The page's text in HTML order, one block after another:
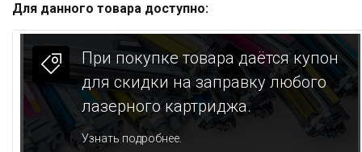
Для данного товара доступно:
При покупке товара даётся купон
для скидки на заправку любого
лазерного картриджа.
Узнать подробнее.